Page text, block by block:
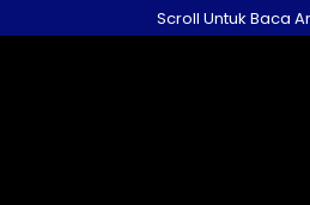
to
Scroll Untuk Baca